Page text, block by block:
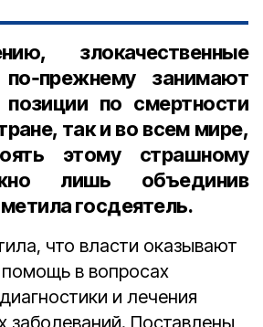
злокачественные
по‑прежнему занимают
по смертности
так и во всем мире,
этому страшному
лишь объединив
госдеятель.
что власти оказывают
в вопросах
и лечения
заболеваний. Поставлены